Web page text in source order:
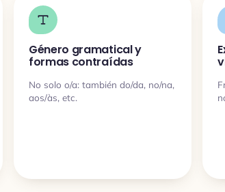
Género gramatical y
formas contraídas
No solo o/a: también do/da, no/na,
aos/às, etc.